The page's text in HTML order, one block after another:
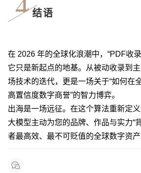
结语
在 2026 年的全球化浪潮中，“PDF收录
它只是新起点的地基。从被动收录到
场技术的迭代，更是一场关于“如何在
高置信度数字商誉”的智力博弈。
出海是一场远征。在这个算法重新定
大模型主动为您的品牌、作品与实力“
者最高效、最不可贬值的全球数字资产